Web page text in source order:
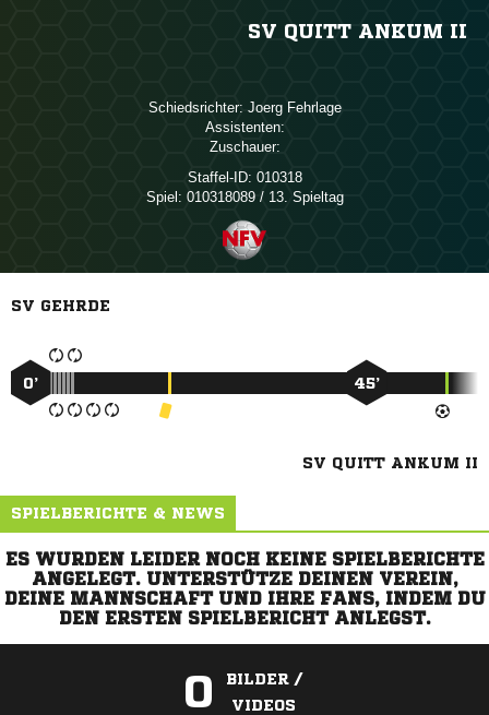
SV QUITT ANKUM II
Schiedsrichter:  
Assistenten:
Zuschauer:
Staffel-ID: 010318
Spiel: 010318089 / 13. Spieltag
SV GEHRDE
0’ 45’
SV QUITT ANKUM II
SPIELBERICHTE & NEWS
ES WURDEN LEIDER NOCH KEINE SPIELBERICHTE
ANGELEGT. UNTERSTÜTZE DEINEN VEREIN,
DEINE MANNSCHAFT UND IHRE FANS, INDEM DU
DEN ERSTEN SPIELBERICHT ANLEGST.
0
BILDER /
VIDEOS